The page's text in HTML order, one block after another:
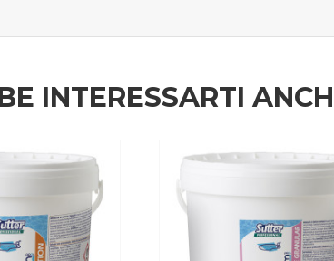
INTERESSARTI